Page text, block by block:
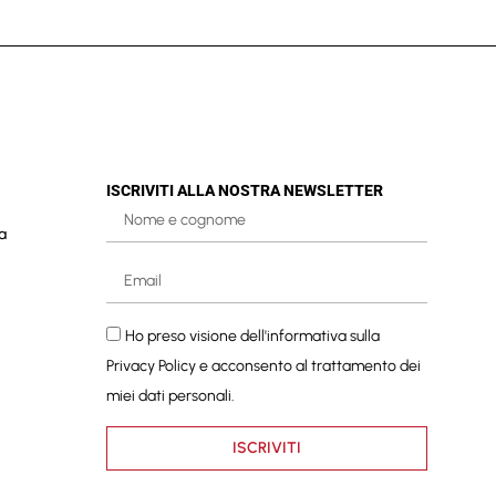
ISCRIVITI ALLA NOSTRA NEWSLETTER
Ho preso visione dell'informativa sulla
Privacy Policye acconsento al trattamento dei
miei dati personali.
ISCRIVITI